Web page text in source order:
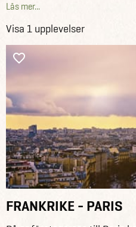
hjälpa till med besök på olika
roliga teambuilding-
resan - från början till slut!
Läs mer...
Visa 1 upplevelser
FRANKRIKE - PARIS